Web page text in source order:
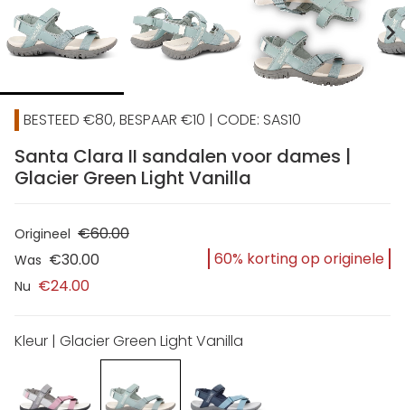
chevron_right
BESTEED €80, BESPAAR €10 | CODE: SAS10
Santa Clara II sandalen voor dames |
Glacier Green Light Vanilla
Origineel €60.00
Was €30.00
Nu €24.00
60% korting op originele
Kleur | Glacier Green Light Vanilla